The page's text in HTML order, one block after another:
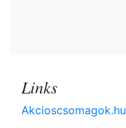
Links
Akcioscsomagok.hu